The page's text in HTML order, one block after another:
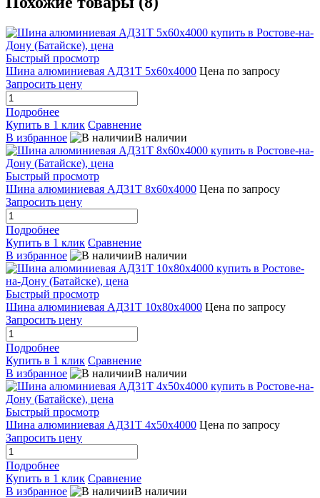
Быстрый просмотр
Шина алюминиевая АД31Т 5х60х4000 Цена по запросу
Запросить цену
Подробнее
Купить в 1 клик Сравнение
В избранное
В наличии
Быстрый просмотр
Шина алюминиевая АД31Т 8х60х4000 Цена по запросу
Запросить цену
Подробнее
Купить в 1 клик Сравнение
В избранное
В наличии
Быстрый просмотр
Шина алюминиевая АД31Т 10х80х4000 Цена по запросу
Запросить цену
Подробнее
Купить в 1 клик Сравнение
В избранное
В наличии
Быстрый просмотр
Шина алюминиевая АД31Т 4х50х4000 Цена по запросу
Запросить цену
Подробнее
Купить в 1 клик Сравнение
В избранное
В наличии